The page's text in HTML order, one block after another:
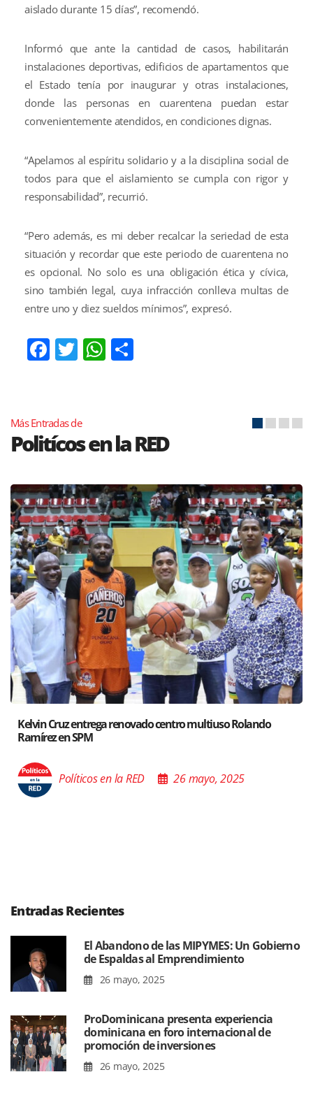
aislado durante 15 días”, recomendó.
Informó que ante la cantidad de casos, habilitarán
instalaciones deportivas, edificios de apartamentos que
el Estado tenía por inaugurar y otras instalaciones,
donde las personas en cuarentena puedan estar
convenientemente atendidos, en condiciones dignas.
“Apelamos al espíritu solidario y a la disciplina social de
todos para que el aislamiento se cumpla con rigor y
responsabilidad”, recurrió.
“Pero además, es mi deber recalcar la seriedad de esta
situación y recordar que este periodo de cuarentena no
es opcional. No solo es una obligación ética y cívica,
sino también legal, cuya infracción conlleva multas de
entre uno y diez sueldos mínimos”, expresó.
Facebook
TwitterWhatsApp
Más Entradas de
Politícos en la RED
Santiago acoge exposición del Ministro de Cultura
Poder de las Buenas Palabras”
Políticos en la RED 26 mayo, 2025
Entradas Recientes
El Abandono de las MIPYMES: Un Gobierno
de Espaldas al Emprendimiento
26 mayo, 2025
ProDominicana presenta experiencia
dominicana en foro internacional de
promoción de inversiones
26 mayo, 2025